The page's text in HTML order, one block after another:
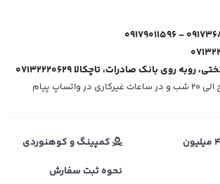
09179011596 -
روبه روی بانک صادرات، تاچکالا 07132220629
شنبه تا پنجشنبه، 9 صبح الی 20 شب و در ساعات غیرکاری در واتساپ پیام
کمپینگ و کوهنوردی
نحوه ثبت سفارش